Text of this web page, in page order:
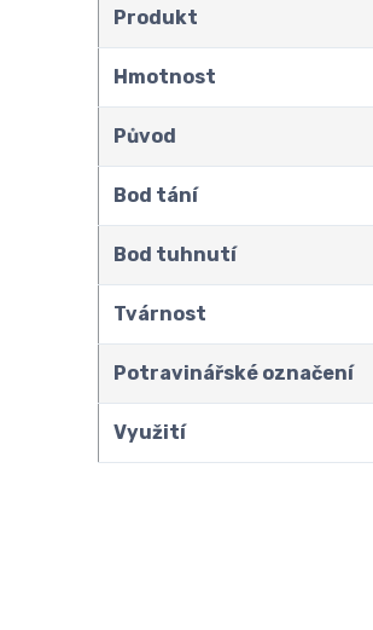
Produkt
Hmotnost
Původ
Bod tání
Bod tuhnutí
Tvárnost
Potravinářské označení
Využití